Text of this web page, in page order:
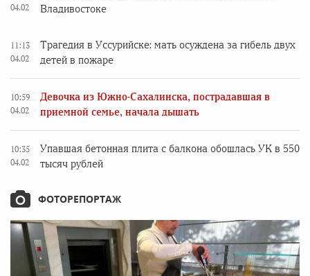
04.02
Владивостоке
11:13
04.02
Трагедия в Уссурийске: мать осуждена за гибель двух
детей в пожаре
10:59
04.02
Девочка из Южно-Сахалинска, пострадавшая в
приемной семье, начала дышать
10:35
04.02
Упавшая бетонная плита с балкона обошлась УК в 550
тысяч рублей
ФОТОРЕПОРТАЖ